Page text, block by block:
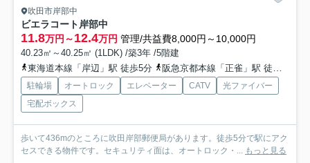
吹田市岸部中
ビエラコート岸部中
11.8万円～12.4万円 管理/共益費8,000円～10,000円
40.23㎡～40.25㎡ (1LDK) /築3年 /5階建
東海道本線「岸辺」駅 徒歩5分
阪急京都本線「正雀」駅 徒歩15分
駐輪場 オートロック エレベーター CATV
光ファイバー
宅配ボックス
歩いて436mのところに吹田岸部郵便局があります。徒歩5分で駅にアク
セスできる物件です。セキュリティ面は、オートロック・... もっと見る